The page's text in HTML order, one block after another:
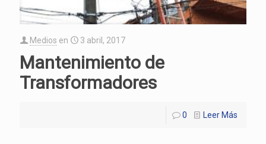
Medios en 3 abril, 2017
Mantenimiento de
Transformadores
0 Leer Más